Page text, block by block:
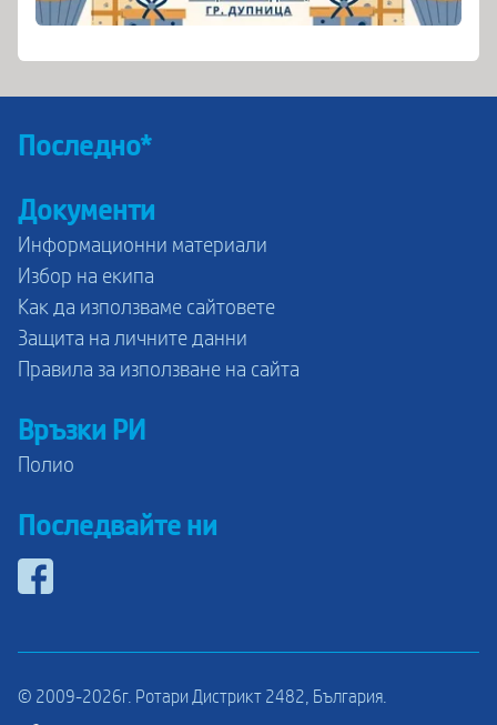
Последно*
Документи
Информационни материали
Избор на екипа
Как да използваме сайтовете
Защита на личните данни
Правила за използване на сайта
Връзки РИ
Полио
Последвайте ни
© 2009-2026г. Ротари Дистрикт 2482, България.